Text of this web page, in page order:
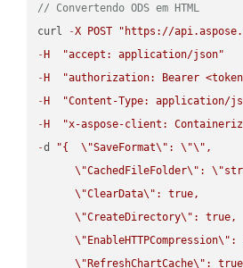
// Convertendo ODS em HTML
curl
-X POST
"https://
- H
"accept: application/json"
- H
"authorization: Bearer
- H
"Content-Type: application/
- H
"x-aspose-client:
-d "{ \"SaveFormat\" : \"\" ,
\"CachedFileFolder\" : \"
\"ClearData\" : true,
\"CreateDirectory\" : true,
\" EnableHTTPCompression\" :
\" RefreshChartCache\" :